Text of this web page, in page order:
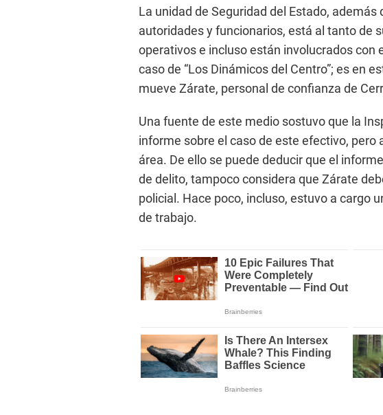
La unidad de Seguridad del Estado,
autoridades y funcionarios, está al tanto de
operativos e incluso están involucrados con
caso de “Los Dinámicos del Centro”; es en
mueve Zárate, personal de confianza de
Una fuente de este medio sostuvo que la
informe sobre el caso de este efectivo, pero
área. De ello se puede deducir que el
de delito, tampoco considera que Zárate
policial. Hace poco, incluso, estuvo a cargo
de trabajo.